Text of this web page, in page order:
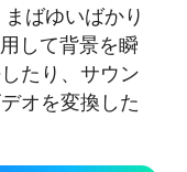
ばゆいばかり
して背景を瞬
たり、サウン
オを変換した